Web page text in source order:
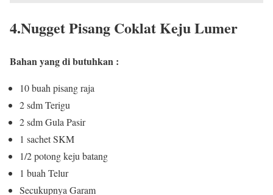
4.Nugget Pisang Coklat Keju Lumer
Bahan yang di butuhkan :
10 buah pisang raja
2 sdm Terigu
2 sdm Gula Pasir
1 sachet SKM
1/2 potong keju batang
1 buah Telur
Secukupnya Garam